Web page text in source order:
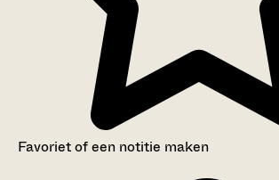
Favoriet of een notitie maken